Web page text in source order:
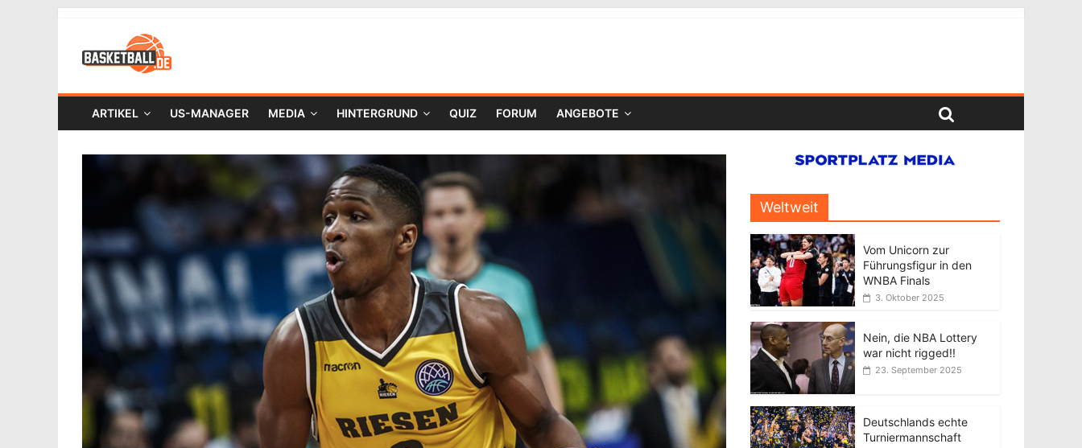
ARTIKEL US-MANAGER MEDIA HINTERGRUND QUIZ FORUM ANGEBOTE
Weltweit
Vom Unicorn zur
Führungsfigur in den
WNBA Finals
3. Oktober 2025
Nein, die NBA Lottery
war nicht rigged!!
23. September 2025
Deutschlands echte
Turniermannschaft